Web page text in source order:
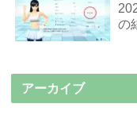
の
アーカイブ